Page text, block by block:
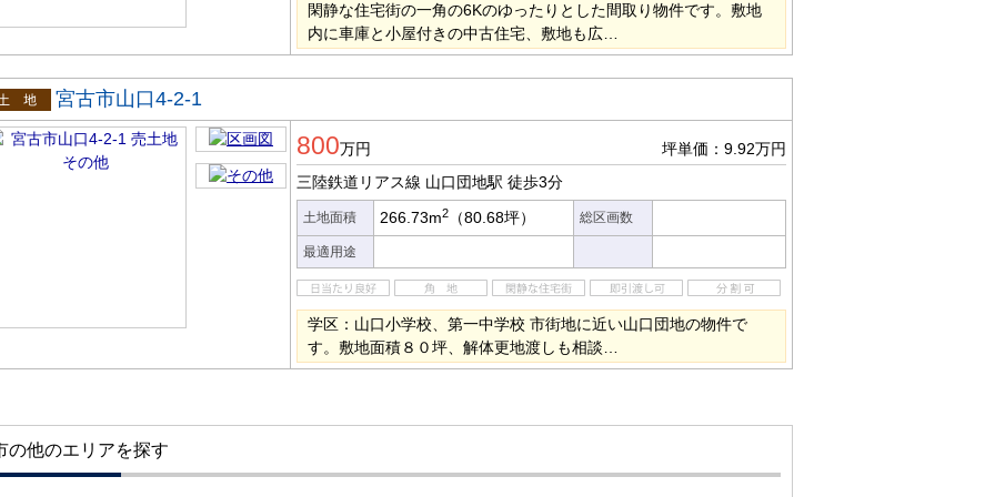
閑静な住宅街の一角の6Kのゆったりとした間取り物件です。敷地
内に車庫と小屋付きの中古住宅、敷地も広…
地
宮古市山口4-2-1
800万円
坪単価：9.92万円
三陸鉄道リアス線 山口団地駅 徒歩3分
土地面積 266.73m2 （80.68坪） 総区画数
最適用途
学区：山口小学校、第一中学校 市街地に近い山口団地の物件で
す。敷地面積８０坪、解体更地渡しも相談…
の他のエリアを探す